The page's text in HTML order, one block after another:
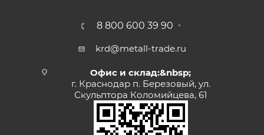
8 800 600 39 90
krd@metall-trade.ru
Офис и склад:&nbsp;
г. Краснодар п. Березовый, ул.
Скульптора Коломийцева, 61